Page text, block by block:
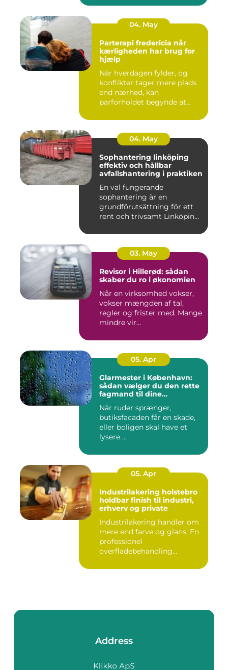
04. May
Parterapi fredericia når
kærligheden har brug for
hjælp
Når hverdagen fylder, og
konflikter tager mere plads
end nærhed, kan
parforholdet begynde at
04. May
Sophantering linköping
effektiv och hållbar
avfallshantering i praktiken
En väl fungerande
sophantering är en
grundförutsättning för ett
rent och trivsamt Linköping.
03. May
Revisor i Hillerød: sådan
skaber du ro i økonomien
Når en virksomhed vokser,
vokser mængden af tal,
regler og frister med. Mange
mindre vir...
05. Apr
Glarmester i København:
sådan vælger du den rette
fagmand til dine
Når ruder sprænger,
butiksfacaden får en skade,
eller boligen skal have et
lysere ...
05. Apr
Industrilakering holstebro
holdbar finish til industri,
erhverv og private
Industrilakering handler om
mere end farve og glans. En
professionel
overfladebehandling
Address